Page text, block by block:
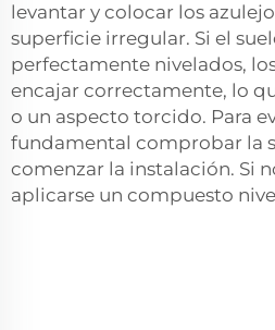
levantar y colocar los
superficie irregular. Si el
perfectamente nivelados,
encajar correctamente, lo
o un aspecto torcido. Para
fundamental comprobar la
comenzar la instalación. Si
aplicarse un compuesto